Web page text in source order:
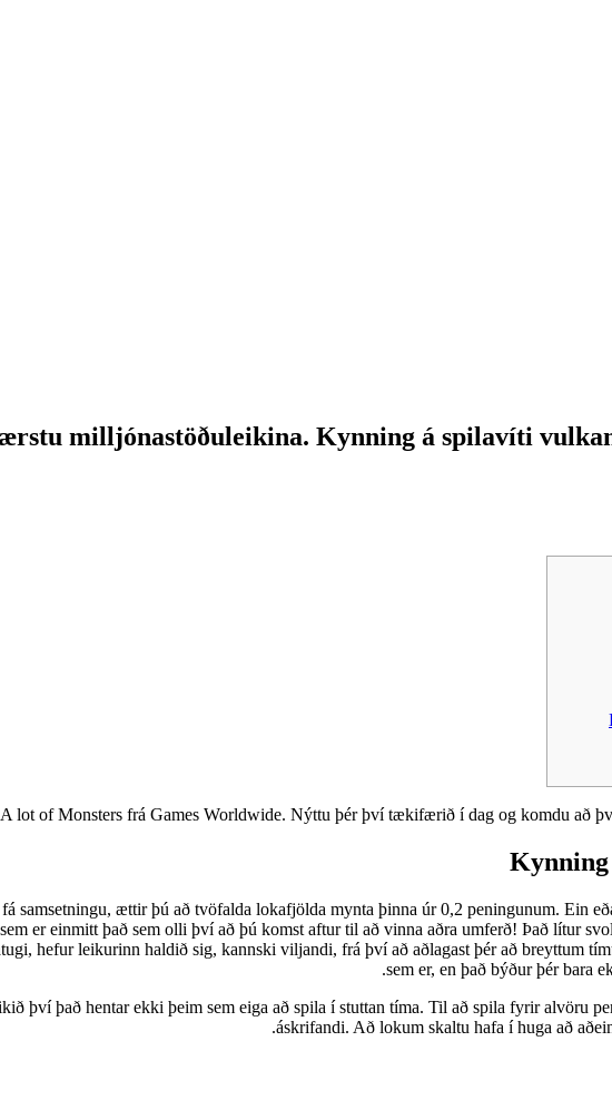
milljónastöðuleikina. Kynning á spilavíti
of Monsters frá Games Worldwide. Nýttu þér því tækifærið í dag og komdu að
Kynning
samsetningu, ættir þú að tvöfalda lokafjölda mynta þinna úr 0,2 peningunum. Ein
er einmitt það sem olli því að þú komst aftur til að vinna aðra umferð! Það lítur
hefur leikurinn haldið sig, kannski viljandi, frá því að aðlagast þér að breyttum
sem er, en það býður þér bara
því það hentar ekki þeim sem eiga að spila í stuttan tíma. Til að spila fyrir alvöru
áskrifandi. Að lokum skaltu hafa í huga að